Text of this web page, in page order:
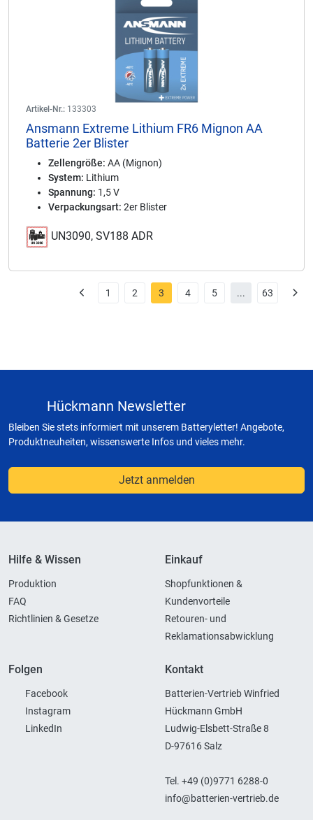
Artikel-Nr.: 133303
Ansmann Extreme Lithium FR6 Mignon AA
Batterie 2er Blister
Zellengröße: AA (Mignon)
System: Lithium
Spannung: 1,5 V
Verpackungsart: 2er Blister
UN3090, SV188 ADR
1 2 3 4 5 ... 63
Hückmann Newsletter
Bleiben Sie stets informiert mit unserem Batteryletter! Angebote,
Produktneuheiten, wissenswerte Infos und vieles mehr.
Jetzt anmelden
Hilfe & Wissen
Produktion
FAQ
Richtlinien & Gesetze
Einkauf
Shopfunktionen &
Kundenvorteile
Retouren- und
Reklamationsabwicklung
Folgen
Facebook
Instagram
LinkedIn
Kontakt
Batterien-Vertrieb Winfried
Hückmann GmbH
Ludwig-Elsbett-Straße 8
D-97616 Salz
Tel. +49 (0)9771 6288-0
info@batterien-vertrieb.de